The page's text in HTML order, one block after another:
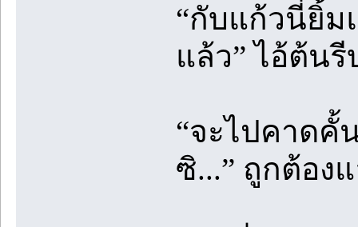
“กับแก้วนี่ยิ้ม
แล้ว” ไอ้ต้นรี
“จะไปคาดคั้
ซิ...” ถูกต้อง